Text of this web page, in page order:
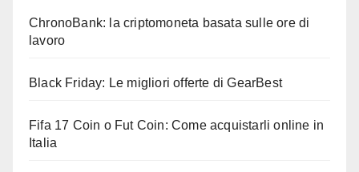
ChronoBank: la criptomoneta basata sulle ore di
lavoro
Black Friday: Le migliori offerte di GearBest
Fifa 17 Coin o Fut Coin: Come acquistarli online in
Italia